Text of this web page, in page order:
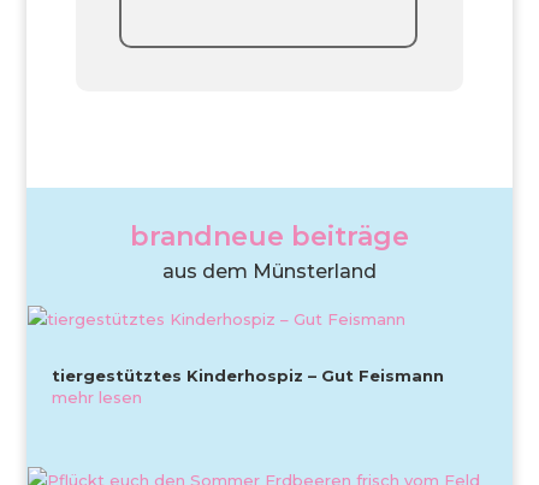
brandneue beiträge
aus dem Münsterland
tiergestütztes Kinderhospiz – Gut Feismann
mehr lesen